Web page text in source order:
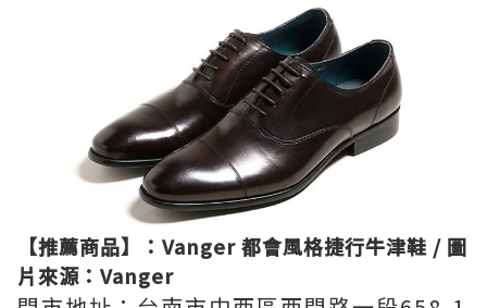
【推薦商品】：Vanger 都會風格捷行牛津鞋 / 圖
片來源：Vanger